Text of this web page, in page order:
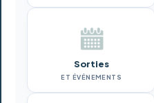
Sorties
ET ÉVÉNEMENTS